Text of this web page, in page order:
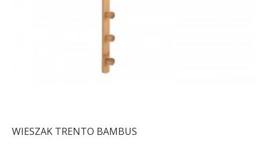
WIESZAK TRENTO BAMBUS